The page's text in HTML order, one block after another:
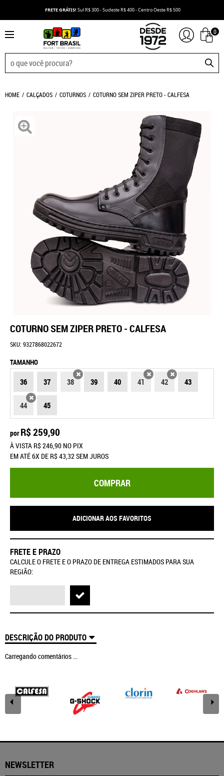
FRETE GRÁTIS! Sul R$ 300 - Sudeste R$ 400 - Centro Oeste R$ 500
0
HOME CALÇADOS COTURNOS COTURNO SEM ZIPER PRETO - CALFESA
COTURNO SEM ZIPER PRETO - CALFESA
SKU: 9327868022672
TAMANHO
36 37 38X 39 40 41 42X 43
44X 45
por R$ 259,90
À VISTA R$ 246,90 NO PIX
EM ATÉ6X DE R$ 43,32SEM JUROS
COMPRAR
ADICIONAR AOS FAVORITOS
FRETE E PRAZO
CALCULE O FRETE E O PRAZO DE ENTREGA ESTIMADOS PARA SUA
REGIÃO:
DESCRIÇÃO DO PRODUTO
Carregando comentários ...
NEWSLETTER